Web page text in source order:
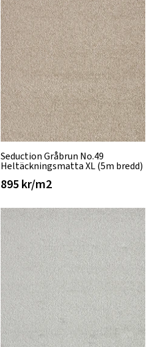
Seduction Gråbrun No.49
Heltäckningsmatta XL (5m bredd)
895 kr/m2